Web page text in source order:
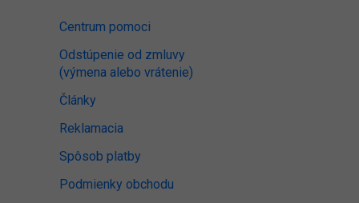
Centrum pomoci
Odstúpenie od zmluvy
(výmena alebo vrátenie)
Články
Reklamacia
Spôsob platby
Podmienky obchodu